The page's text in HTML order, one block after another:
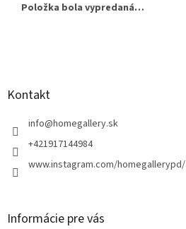
Položka bola vypredaná…
Kontakt
info@homegallery.sk
+421917144984
www.instagram.com/homegallerypd/
Informácie pre vás